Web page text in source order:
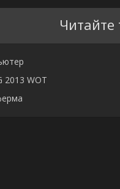
Читайте
2013 WOT